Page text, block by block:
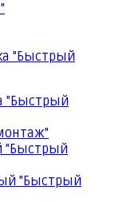
"Быстрый
"Быстрый
"Быстрый
"Быстрый